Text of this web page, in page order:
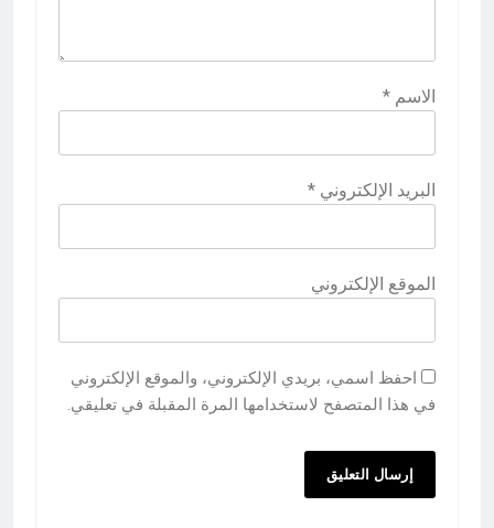
الاسم *
البريد الإلكتروني *
الموقع الإلكتروني
احفظ اسمي، بريدي الإلكتروني، والموقع الإلكتروني
في هذا المتصفح لاستخدامها المرة المقبلة في تعليقي.